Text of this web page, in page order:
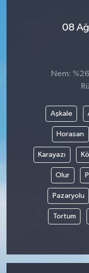
08
Nem:
Aşkale
Horasan
Karayazı
Olur
Pazaryolu
Tortum
Sağlık & Yaşam